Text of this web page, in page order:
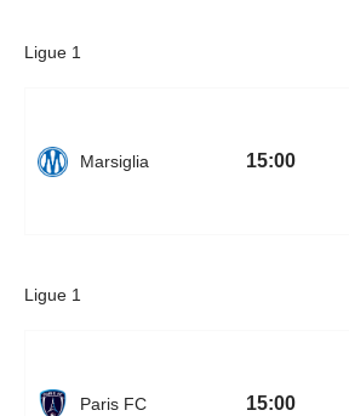
Ligue 1
Marsiglia 15:00
Ligue 1
Paris FC 15:00